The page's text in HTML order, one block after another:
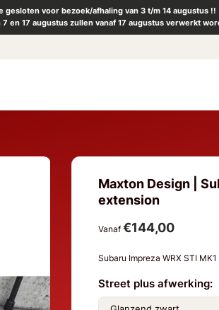
gesloten voor bezoek/afhaling van 3 t/m 14 augustus !!
en 17 augustus zullen vanaf 17 augustus verwerkt
Maxton Design |
extension
Vanaf €144,00
Subaru Impreza WRX STI
Street plus afwerking: